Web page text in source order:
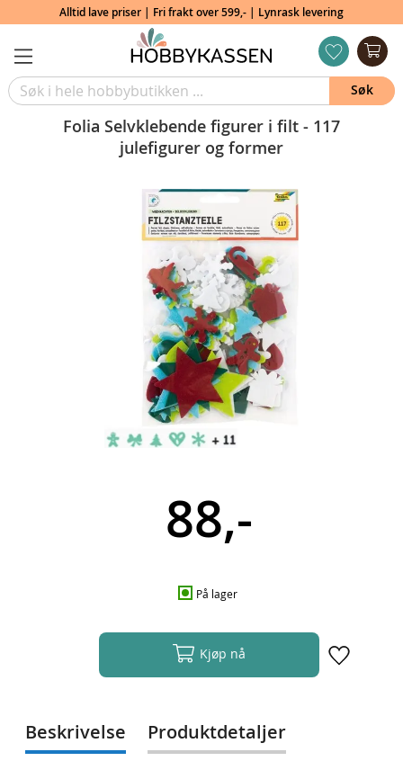
Alltid lave priser | Fri frakt over 599,- | Lynrask levering
Folia Selvklebende figurer i filt - 117
julefigurer og former
88,-
På lager
Kjøp nå
Beskrivelse Produktdetaljer
Søk
ønskeliste